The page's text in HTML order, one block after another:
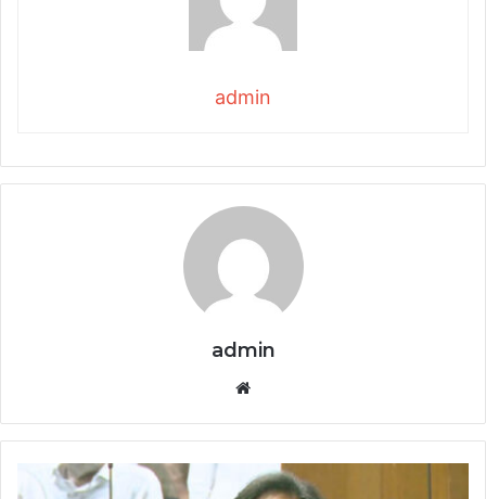
admin
admin